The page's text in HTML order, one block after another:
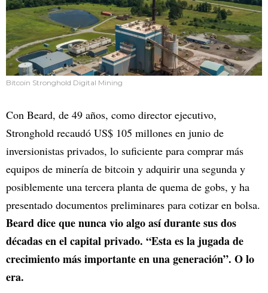
Bitcoin Stronghold Digital Mining
Con Beard, de 49 años, como director ejecutivo,
Stronghold recaudó US$ 105 millones en junio de
inversionistas privados, lo suficiente para comprar más
equipos de minería de bitcoin y adquirir una segunda y
posiblemente una tercera planta de quema de gobs, y ha
presentado documentos preliminares para cotizar en bolsa.
Beard dice que nunca vio algo así durante sus dos
décadas en el capital privado. “Esta es la jugada de
crecimiento más importante en una generación”. O lo
era.